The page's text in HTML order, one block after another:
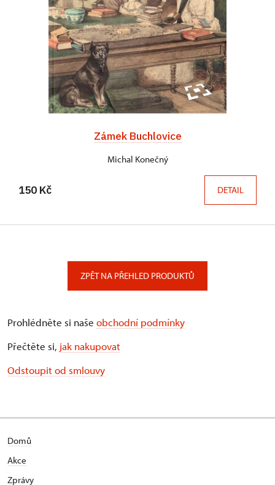
Zámek Buchlovice
Michal Konečný
150 Kč DETAIL
ZPĚT NA PŘEHLED PRODUKTŮ
Prohlédněte si naše obchodní podmínky
Přečtěte si, jak nakupovat
Odstoupit od smlouvy
Domů
Akce
Zprávy